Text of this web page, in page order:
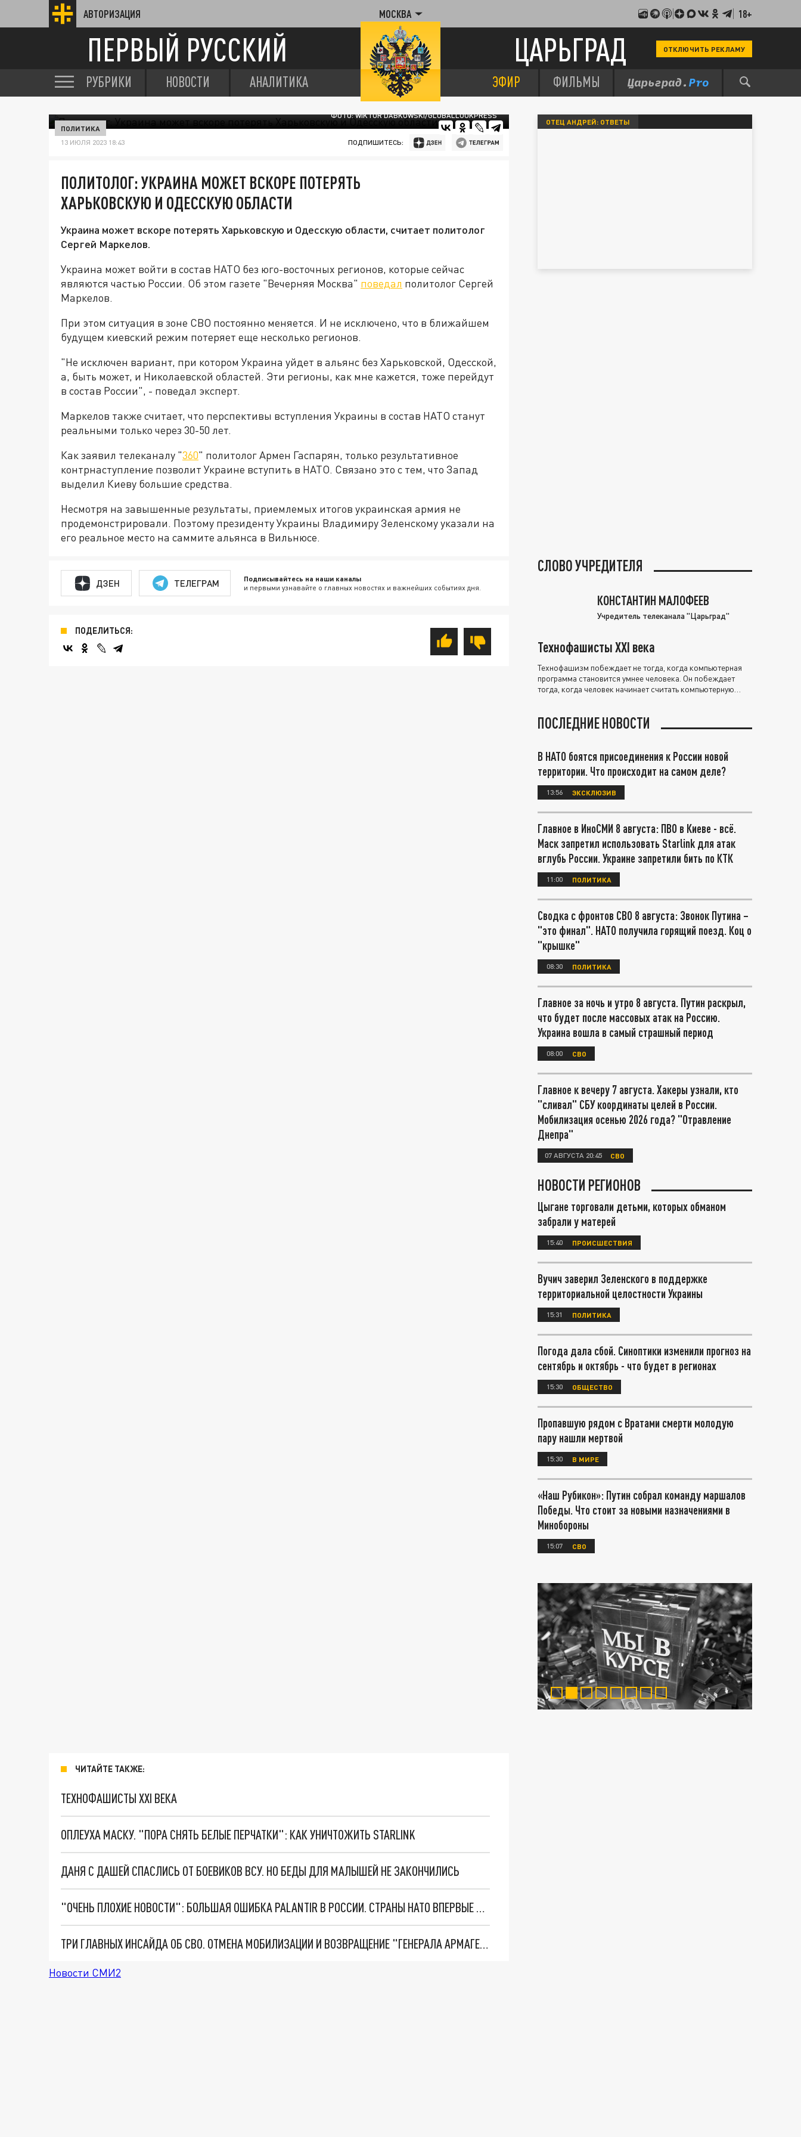
АВТОРИЗАЦИЯ МОСКВА 18+
ПЕРВЫЙ РУССКИЙ ЦАРЬГРАД ОТКЛЮЧИТЬ РЕКЛАМУ
РУБРИКИ НОВОСТИ АНАЛИТИКА ЭФИР ФИЛЬМЫ
ФОТО: WIKTOR DABKOWSKI/GLOBALLOOKPRESS
ПОЛИТИКА
13 ИЮЛЯ 2023 18:43 ПОДПИШИТЕСЬ:
ПОЛИТОЛОГ: УКРАИНА МОЖЕТ ВСКОРЕ ПОТЕРЯТЬ
ХАРЬКОВСКУЮ И ОДЕССКУЮ ОБЛАСТИ
Украина может вскоре потерять Харьковскую и Одесскую области, считает политолог
Сергей Маркелов.
Украина может войти в состав НАТО без юго-восточных регионов, которые сейчас
являются частью России. Об этом газете "Вечерняя Москва" поведал политолог Сергей
Маркелов.
При этом ситуация в зоне СВО постоянно меняется. И не исключено, что в ближайшем
будущем киевский режим потеряет еще несколько регионов.
"Не исключен вариант, при котором Украина уйдет в альянс без Харьковской, Одесской,
а, быть может, и Николаевской областей. Эти регионы, как мне кажется, тоже перейдут
в состав России", - поведал эксперт.
Маркелов также считает, что перспективы вступления Украины в состав НАТО станут
реальными только через 30-50 лет.
Как заявил телеканалу "360" политолог Армен Гаспарян, только результативное
контрнаступление позволит Украине вступить в НАТО. Связано это с тем, что Запад
выделил Киеву большие средства.
Несмотря на завышенные результаты, приемлемых итогов украинская армия не
продемонстрировали. Поэтому президенту Украины Владимиру Зеленскому указали на
его реальное место на саммите альянса в Вильнюсе.
ДЗЕН ТЕЛЕГРАМ Подписывайтесь на наши каналы
и первыми узнавайте о главных новостях и важнейших событиях дня.
ПОДЕЛИТЬСЯ:
ЧИТАЙТЕ ТАКЖЕ:
ТЕХНОФАШИСТЫ XXI ВЕКА
ОПЛЕУХА МАСКУ. "ПОРА СНЯТЬ БЕЛЫЕ ПЕРЧАТКИ": КАК УНИЧТОЖИТЬ STARLINK
ДАНЯ С ДАШЕЙ СПАСЛИСЬ ОТ БОЕВИКОВ ВСУ. НО БЕДЫ ДЛЯ МАЛЫШЕЙ НЕ ЗАКОНЧИЛИСЬ
"ОЧЕНЬ ПЛОХИЕ НОВОСТИ": БОЛЬШАЯ ОШИБКА PALANTIR В РОССИИ. СТРАНЫ НАТО ВПЕРВЫЕ ЗА СВО ОСТАНОВИЛИ ПОСТАВКИ ОРУЖИЯ. ВСУ ТЕРЯЮТ ПРИГРАНИЧЬЕ?
ТРИ ГЛАВНЫХ ИНСАЙДА ОБ СВО. ОТМЕНА МОБИЛИЗАЦИИ И ВОЗВРАЩЕНИЕ "ГЕНЕРАЛА АРМАГЕДДОНА"? ОТЛИЧНЫЕ НОВОСТИ, КОТОРЫЕ ЖДАЛИ ВСЕ
Новости СМИ2
ОТЕЦ АНДРЕЙ: ОТВЕТЫ
СЛОВО УЧРЕДИТЕЛЯ
КОНСТАНТИН МАЛОФЕЕВ
Учредитель телеканала "Царьград"
Технофашисты XXI века
Технофашизм побеждает не тогда, когда компьютерная
программа становится умнее человека. Он побеждает
тогда, когда человек начинает считать компьютерную
ПОСЛЕДНИЕ НОВОСТИ
В НАТО боятся присоединения к России новой
территории. Что происходит на самом деле?
13:56 ЭКСКЛЮЗИВ
Главное в ИноСМИ 8 августа: ПВО в Киеве - всё.
Маск запретил использовать Starlink для атак
вглубь России. Украине запретили бить по КТК
11:00 ПОЛИТИКА
Сводка с фронтов СВО 8 августа: Звонок Путина –
"это финал". НАТО получила горящий поезд. Коц о
"крышке"
08:30 ПОЛИТИКА
Главное за ночь и утро 8 августа. Путин раскрыл,
что будет после массовых атак на Россию.
Украина вошла в самый страшный период
08:00 СВО
Главное к вечеру 7 августа. Хакеры узнали, кто
"сливал" СБУ координаты целей в России.
Мобилизация осенью 2026 года? "Отравление
Днепра"
07 АВГУСТА 20:45 СВО
НОВОСТИ РЕГИОНОВ
Цыгане торговали детьми, которых обманом
забрали у матерей
15:40 ПРОИСШЕСТВИЯ
Вучич заверил Зеленского в поддержке
территориальной целостности Украины
15:31 ПОЛИТИКА
Погода дала сбой. Синоптики изменили прогноз на
сентябрь и октябрь - что будет в регионах
15:30 ОБЩЕСТВО
Пропавшую рядом с Вратами смерти молодую
пару нашли мертвой
15:30 В МИРЕ
«Наш Рубикон»: Путин собрал команду маршалов
Победы. Что стоит за новыми назначениями в
Минобороны
15:07 СВО